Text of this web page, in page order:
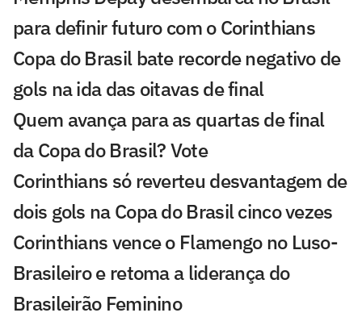
para definir futuro com o Corinthians
Copa do Brasil bate recorde negativo de
gols na ida das oitavas de final
Quem avança para as quartas de final
da Copa do Brasil? Vote
Corinthians só reverteu desvantagem de
dois gols na Copa do Brasil cinco vezes
Corinthians vence o Flamengo no Luso-
Brasileiro e retoma a liderança do
Brasileirão Feminino